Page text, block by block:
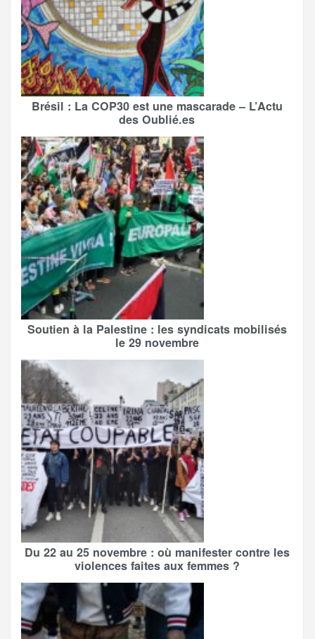
Brésil : La COP30 est une mascarade – L’Actu
des Oublié.es
Soutien à la Palestine : les syndicats mobilisés
le 29 novembre
Du 22 au 25 novembre : où manifester contre les
violences faites aux femmes ?